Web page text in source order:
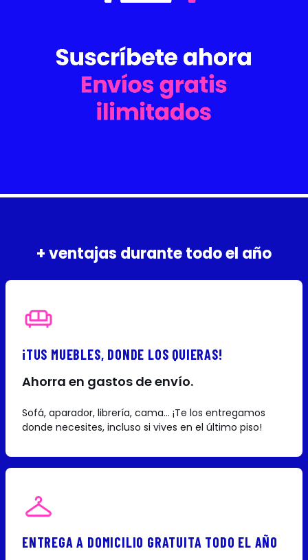
+ ventajas durante todo el año
¡TUS MUEBLES, DONDE LOS QUIERAS!
Ahorra en gastos de envío.
Sofá, aparador, librería, cama... ¡Te los entregamos
donde necesites, incluso si vives en el último piso!
ENTREGA A DOMICILIO GRATUITA TODO EL AÑO